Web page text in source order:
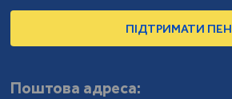
ПІДТРИМАТИ ПЕН
Поштова адреса: